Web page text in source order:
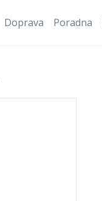
Doprava Poradna